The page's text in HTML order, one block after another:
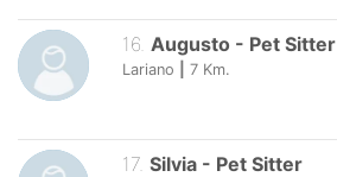
16 Augusto - Pet Sitter
Lariano 7 Km.
17. Silvia - Pet Sitter